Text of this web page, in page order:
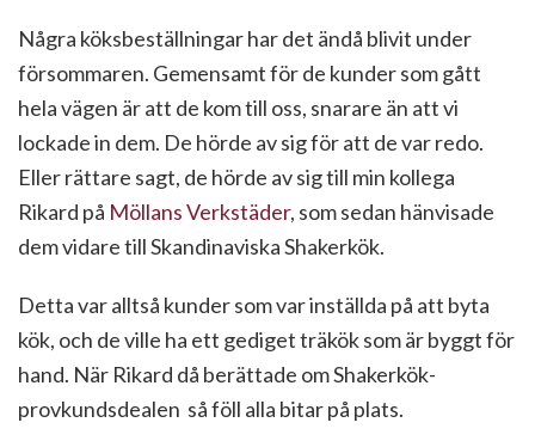
Några köksbeställningar har det ändå blivit under
försommaren. Gemensamt för de kunder som gått
hela vägen är att de kom till oss, snarare än att vi
lockade in dem. De hörde av sig för att de var redo.
Eller rättare sagt, de hörde av sig till min kollega
Rikard på Möllans Verkstäder, som sedan hänvisade
dem vidare till Skandinaviska Shakerkök.
Detta var alltså kunder som var inställda på att byta
kök, och de ville ha ett gediget träkök som är byggt för
hand. När Rikard då berättade om Shakerkök-
provkundsdealen så föll alla bitar på plats.